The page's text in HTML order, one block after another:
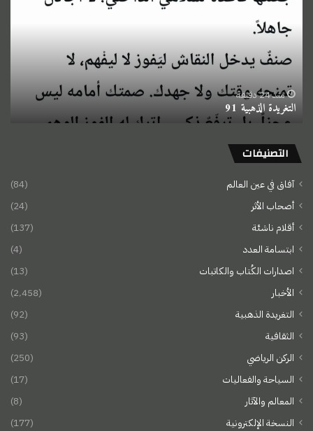
منذ 24 دقيقة
التغريدة الذهبية 91
التصنيفات
آفاق في عين العالم
(84)
أصحاب الأثر
(24)
أقلام ناشئة
(137)
ابتسامة العدد
(4)
اصدارات الكُتاب والكاتبات
(13)
الأخبار
(2٬458)
التغريدة الذهبية
(92)
الثقافية
(93)
الركن الرياضي
(250)
السياحة والفعاليات
(17)
المعالم والآثار
(8)
النسخة الإلكترونية
(177)